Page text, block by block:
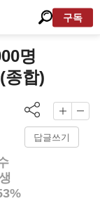
구독
명
합)
답글쓰기